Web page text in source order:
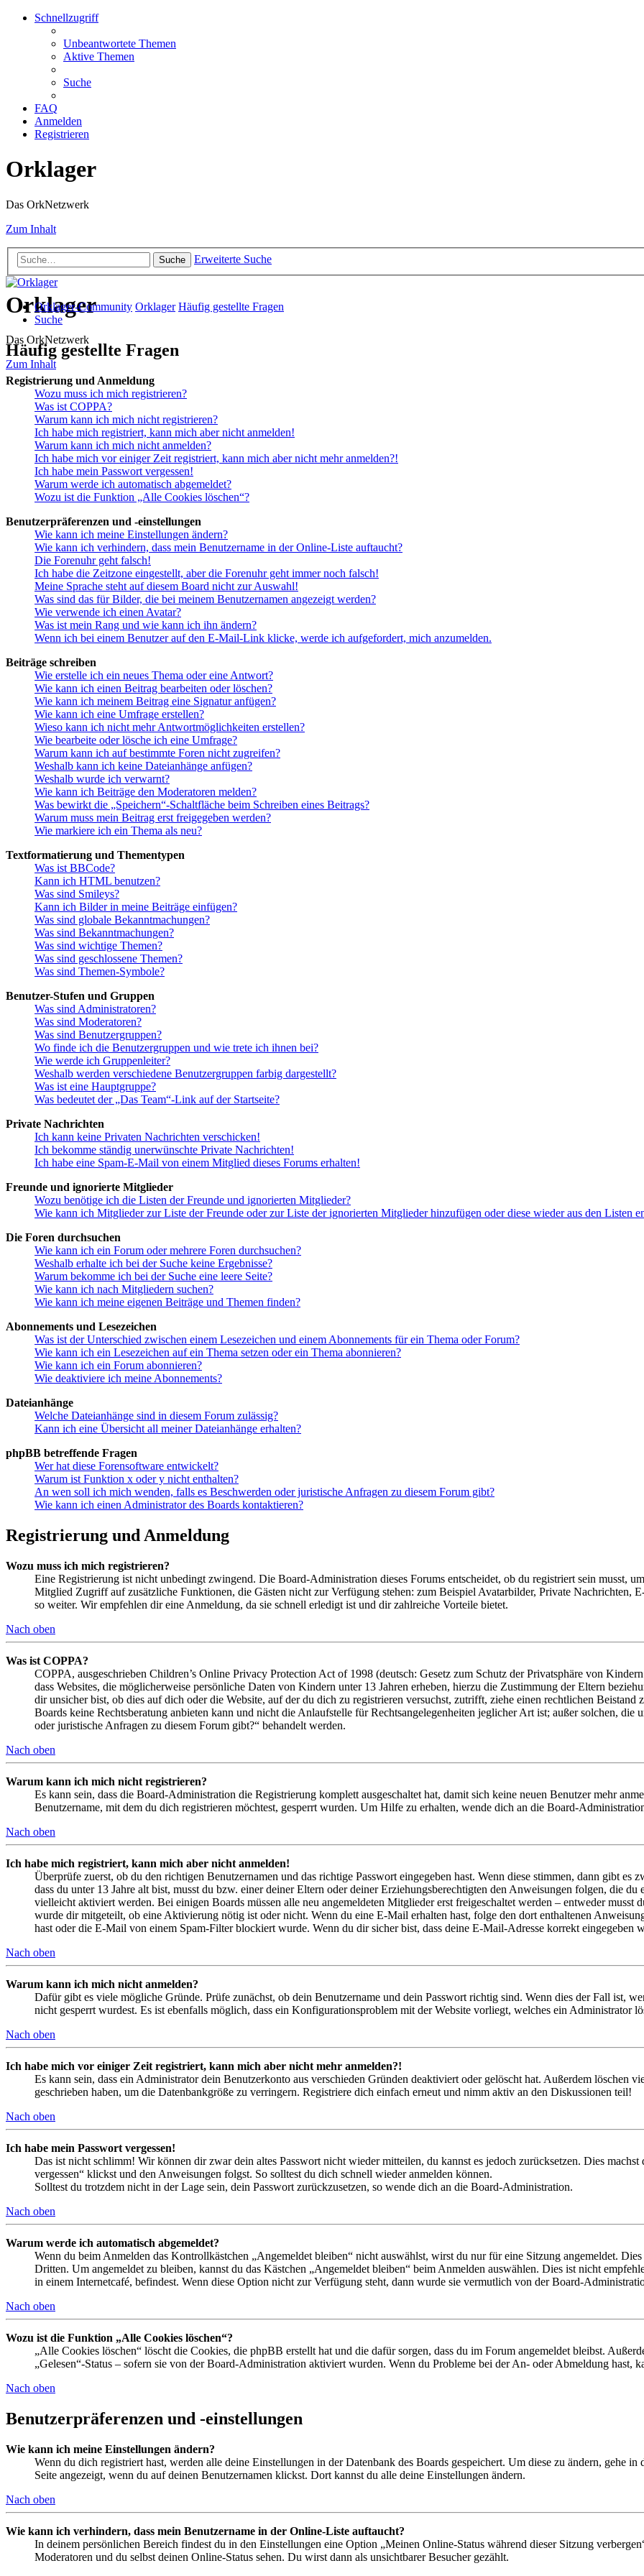
Schnellzugriff
Unbeantwortete Themen
Aktive Themen
Suche
FAQ
Anmelden
Registrieren
Orklager
Das OrkNetzwerk
Zum Inhalt
Suche Erweiterte Suche
Orklager
Das OrkNetzwerk
Zum Inhalt
Orklager-Community Orklager Häufig gestellte Fragen
Suche
Häufig gestellte Fragen
Registrierung und Anmeldung
Wozu muss ich mich registrieren?
Was ist COPPA?
Warum kann ich mich nicht registrieren?
Ich habe mich registriert, kann mich aber nicht anmelden!
Warum kann ich mich nicht anmelden?
Ich habe mich vor einiger Zeit registriert, kann mich aber nicht mehr anmelden?!
Ich habe mein Passwort vergessen!
Warum werde ich automatisch abgemeldet?
Wozu ist die Funktion „Alle Cookies löschen“?
Benutzerpräferenzen und -einstellungen
Wie kann ich meine Einstellungen ändern?
Wie kann ich verhindern, dass mein Benutzername in der Online-Liste auftaucht?
Die Forenuhr geht falsch!
Ich habe die Zeitzone eingestellt, aber die Forenuhr geht immer noch falsch!
Meine Sprache steht auf diesem Board nicht zur Auswahl!
Was sind das für Bilder, die bei meinem Benutzernamen angezeigt werden?
Wie verwende ich einen Avatar?
Was ist mein Rang und wie kann ich ihn ändern?
Wenn ich bei einem Benutzer auf den E-Mail-Link klicke, werde ich aufgefordert, mich anzumelden.
Beiträge schreiben
Wie erstelle ich ein neues Thema oder eine Antwort?
Wie kann ich einen Beitrag bearbeiten oder löschen?
Wie kann ich meinem Beitrag eine Signatur anfügen?
Wie kann ich eine Umfrage erstellen?
Wieso kann ich nicht mehr Antwortmöglichkeiten erstellen?
Wie bearbeite oder lösche ich eine Umfrage?
Warum kann ich auf bestimmte Foren nicht zugreifen?
Weshalb kann ich keine Dateianhänge anfügen?
Weshalb wurde ich verwarnt?
Wie kann ich Beiträge den Moderatoren melden?
Was bewirkt die „Speichern“-Schaltfläche beim Schreiben eines Beitrags?
Warum muss mein Beitrag erst freigegeben werden?
Wie markiere ich ein Thema als neu?
Textformatierung und Thementypen
Was ist BBCode?
Kann ich HTML benutzen?
Was sind Smileys?
Kann ich Bilder in meine Beiträge einfügen?
Was sind globale Bekanntmachungen?
Was sind Bekanntmachungen?
Was sind wichtige Themen?
Was sind geschlossene Themen?
Was sind Themen-Symbole?
Benutzer-Stufen und Gruppen
Was sind Administratoren?
Was sind Moderatoren?
Was sind Benutzergruppen?
Wo finde ich die Benutzergruppen und wie trete ich ihnen bei?
Wie werde ich Gruppenleiter?
Weshalb werden verschiedene Benutzergruppen farbig dargestellt?
Was ist eine Hauptgruppe?
Was bedeutet der „Das Team“-Link auf der Startseite?
Private Nachrichten
Ich kann keine Privaten Nachrichten verschicken!
Ich bekomme ständig unerwünschte Private Nachrichten!
Ich habe eine Spam-E-Mail von einem Mitglied dieses Forums erhalten!
Freunde und ignorierte Mitglieder
Wozu benötige ich die Listen der Freunde und ignorierten Mitglieder?
Wie kann ich Mitglieder zur Liste der Freunde oder zur Liste der ignorierten Mitglieder hinzufügen oder diese wieder aus den Listen
Die Foren durchsuchen
Wie kann ich ein Forum oder mehrere Foren durchsuchen?
Weshalb erhalte ich bei der Suche keine Ergebnisse?
Warum bekomme ich bei der Suche eine leere Seite?
Wie kann ich nach Mitgliedern suchen?
Wie kann ich meine eigenen Beiträge und Themen finden?
Abonnements und Lesezeichen
Was ist der Unterschied zwischen einem Lesezeichen und einem Abonnements für ein Thema oder Forum?
Wie kann ich ein Lesezeichen auf ein Thema setzen oder ein Thema abonnieren?
Wie kann ich ein Forum abonnieren?
Wie deaktiviere ich meine Abonnements?
Dateianhänge
Welche Dateianhänge sind in diesem Forum zulässig?
Kann ich eine Übersicht all meiner Dateianhänge erhalten?
phpBB betreffende Fragen
Wer hat diese Forensoftware entwickelt?
Warum ist Funktion x oder y nicht enthalten?
An wen soll ich mich wenden, falls es Beschwerden oder juristische Anfragen zu diesem Forum gibt?
Wie kann ich einen Administrator des Boards kontaktieren?
Registrierung und Anmeldung
Wozu muss ich mich registrieren?
Eine Registrierung ist nicht unbedingt zwingend. Die Board-Administration dieses Forums entscheidet, ob du registriert sein musst,
Mitglied Zugriff auf zusätzliche Funktionen, die Gästen nicht zur Verfügung stehen: zum Beispiel Avatarbilder, Private Nachrichten,
so weiter. Wir empfehlen dir eine Anmeldung, da sie schnell erledigt ist und dir zahlreiche Vorteile bietet.
Nach oben
Was ist COPPA?
COPPA, ausgeschrieben Children’s Online Privacy Protection Act of 1998 (deutsch: Gesetz zum Schutz der Privatsphäre von
dass Websites, die möglicherweise persönliche Daten von Kindern unter 13 Jahren erheben, hierzu die Zustimmung der Eltern
dir unsicher bist, ob dies auf dich oder die Website, auf der du dich zu registrieren versuchst, zutrifft, ziehe einen rechtlichen
Boards keine Rechtsberatung anbieten kann und nicht die Anlaufstelle für Rechtsangelegenheiten jeglicher Art ist; außer solchen,
oder juristische Anfragen zu diesem Forum gibt?“ behandelt werden.
Nach oben
Warum kann ich mich nicht registrieren?
Es kann sein, dass die Board-Administration die Registrierung komplett ausgeschaltet hat, damit sich keine neuen Benutzer mehr
Benutzername, mit dem du dich registrieren möchtest, gesperrt wurden. Um Hilfe zu erhalten, wende dich an die Board-
Nach oben
Ich habe mich registriert, kann mich aber nicht anmelden!
Überprüfe zuerst, ob du den richtigen Benutzernamen und das richtige Passwort eingegeben hast. Wenn diese stimmen, dann gibt es
dass du unter 13 Jahre alt bist, musst du bzw. einer deiner Eltern oder deiner Erziehungsberechtigten den Anweisungen folgen, die
vielleicht aktiviert werden. Bei einigen Boards müssen alle neu angemeldeten Mitglieder erst freigeschaltet werden – entweder musst
wurde dir mitgeteilt, ob eine Aktivierung nötig ist oder nicht. Wenn du eine E-Mail erhalten hast, folge den dort enthaltenen
hast oder die E-Mail von einem Spam-Filter blockiert wurde. Wenn du dir sicher bist, dass deine E-Mail-Adresse korrekt eingegeben
Nach oben
Warum kann ich mich nicht anmelden?
Dafür gibt es viele mögliche Gründe. Prüfe zunächst, ob dein Benutzername und dein Passwort richtig sind. Wenn dies der Fall ist,
nicht gesperrt wurdest. Es ist ebenfalls möglich, dass ein Konfigurationsproblem mit der Website vorliegt, welches ein Administrator
Nach oben
Ich habe mich vor einiger Zeit registriert, kann mich aber nicht mehr anmelden?!
Es kann sein, dass ein Administrator dein Benutzerkonto aus verschieden Gründen deaktiviert oder gelöscht hat. Außerdem löschen
geschrieben haben, um die Datenbankgröße zu verringern. Registriere dich einfach erneut und nimm aktiv an den Diskussionen teil!
Nach oben
Ich habe mein Passwort vergessen!
Das ist nicht schlimm! Wir können dir zwar dein altes Passwort nicht wieder mitteilen, du kannst es jedoch zurücksetzen. Dies
vergessen“ klickst und den Anweisungen folgst. So solltest du dich schnell wieder anmelden können.
Solltest du trotzdem nicht in der Lage sein, dein Passwort zurückzusetzen, so wende dich an die Board-Administration.
Nach oben
Warum werde ich automatisch abgemeldet?
Wenn du beim Anmelden das Kontrollkästchen „Angemeldet bleiben“ nicht auswählst, wirst du nur für eine Sitzung angemeldet.
Dritten. Um angemeldet zu bleiben, kannst du das Kästchen „Angemeldet bleiben“ beim Anmelden auswählen. Dies ist nicht
in einem Internetcafé, befindest. Wenn diese Option nicht zur Verfügung steht, dann wurde sie vermutlich von der Board-
Nach oben
Wozu ist die Funktion „Alle Cookies löschen“?
„Alle Cookies löschen“ löscht die Cookies, die phpBB erstellt hat und die dafür sorgen, dass du im Forum angemeldet bleibst.
„Gelesen“-Status – sofern sie von der Board-Administration aktiviert wurden. Wenn du Probleme bei der An- oder Abmeldung hast,
Nach oben
Benutzerpräferenzen und -einstellungen
Wie kann ich meine Einstellungen ändern?
Wenn du dich registriert hast, werden alle deine Einstellungen in der Datenbank des Boards gespeichert. Um diese zu ändern, gehe
Seite angezeigt, wenn du auf deinen Benutzernamen klickst. Dort kannst du alle deine Einstellungen ändern.
Nach oben
Wie kann ich verhindern, dass mein Benutzername in der Online-Liste auftaucht?
In deinem persönlichen Bereich findest du in den Einstellungen eine Option „Meinen Online-Status während dieser Sitzung
Moderatoren und du selbst deinen Online-Status sehen. Du wirst dann als unsichtbarer Besucher gezählt.